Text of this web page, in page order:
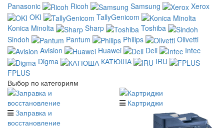
Panasonic
Ricoh Samsung
Xerox
OKI
TallyGenicom
Konica Minolta
Sharp
Toshiba
Sindoh
Pantum Philips
Olivetti
Avision
Huawei Deli
Intec
Digma
КАТЮША
IRU
FPLUS
Выбор по категориям
Заправка и
восстановление
Картриджи